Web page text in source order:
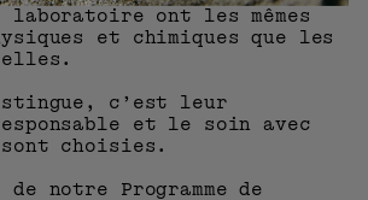
laboratoire ont les mêmes
et chimiques que les
c’est leur
et le soin avec
choisies.
notre Programme de